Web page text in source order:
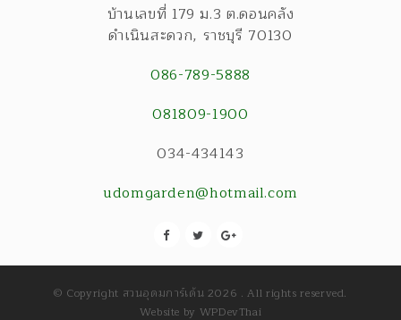
บ้านเลขที่ 179 ม.3 ต.ดอนคลัง
ดำเนินสะดวก, ราชบุรี 70130
086-789-5888
081809-1900
034-434143
udomgarden@hotmail.com
© Copyright สวนอุดมการ์เด้น 2026 . All rights reserved.
Website by WPDevThai